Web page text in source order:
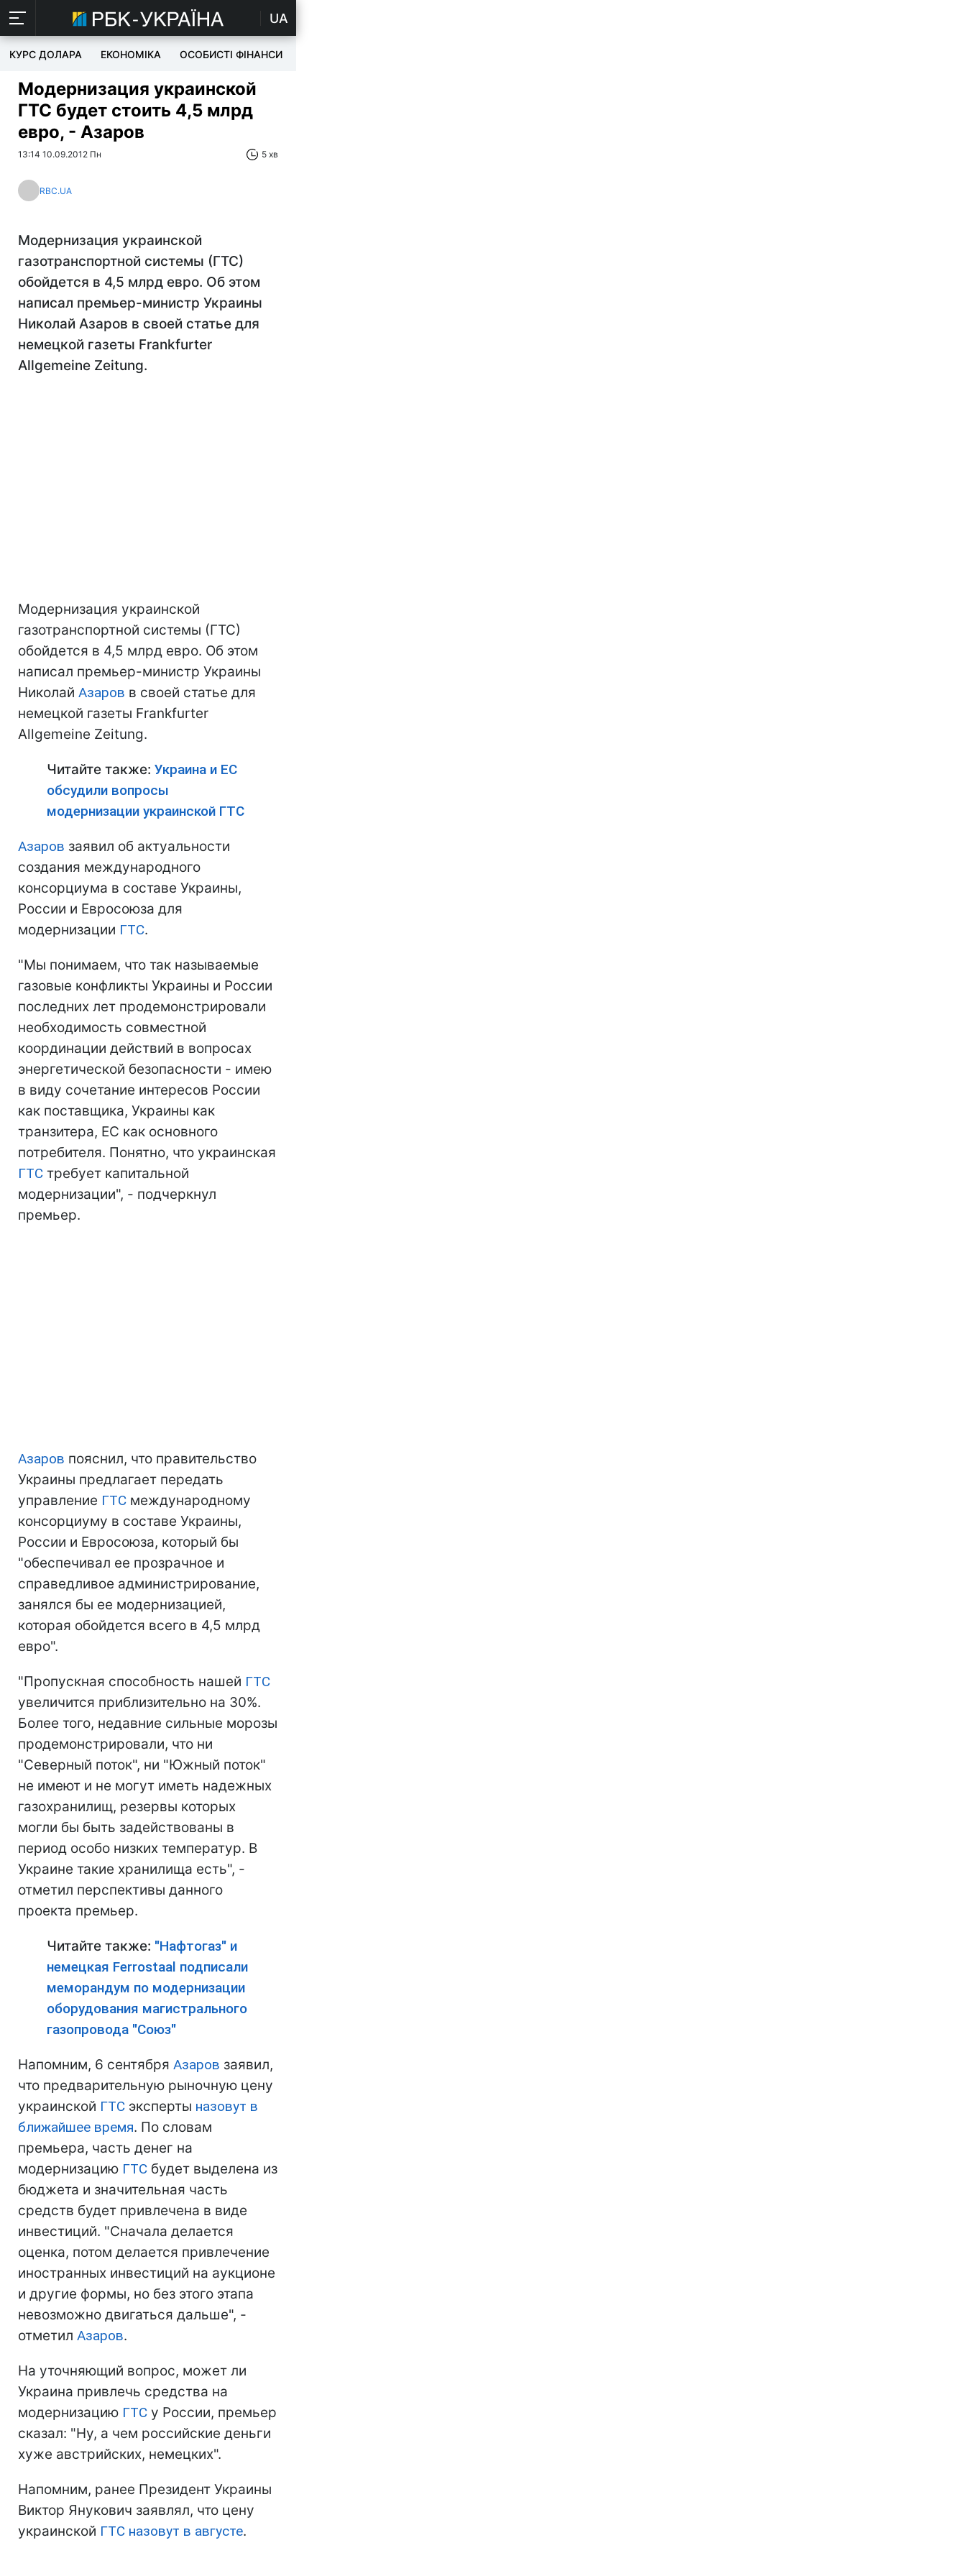
UA
КУРС ДОЛАРА ЕКОНОМІКА ОСОБИСТІ ФІНАНСИ
Модернизация украинской
ГТС будет стоить 4,5 млрд
евро, - Азаров
13:14 10.09.2012 Пн 5 хв
RBC.UA
Модернизация украинской
газотранспортной системы (ГТС)
обойдется в 4,5 млрд евро. Об этом
написал премьер-министр Украины
Николай Азаров в своей статье для
немецкой газеты Frankfurter
Allgemeine Zeitung.
Модернизация украинской
газотранспортной системы (ГТС)
обойдется в 4,5 млрд евро. Об этом
написал премьер-министр Украины
Николай Азаров в своей статье для
немецкой газеты Frankfurter
Allgemeine Zeitung.
Читайте также: Украина и ЕС
обсудили вопросы
модернизации украинской ГТС
Азаров заявил об актуальности
создания международного
консорциума в составе Украины,
России и Евросоюза для
модернизации ГТС.
"Мы понимаем, что так называемые
газовые конфликты Украины и России
последних лет продемонстрировали
необходимость совместной
координации действий в вопросах
энергетической безопасности - имею
в виду сочетание интересов России
как поставщика, Украины как
транзитера, ЕС как основного
потребителя. Понятно, что украинская
ГТС требует капитальной
модернизации", - подчеркнул
премьер.
Азаров пояснил, что правительство
Украины предлагает передать
управление ГТС международному
консорциуму в составе Украины,
России и Евросоюза, который бы
"обеспечивал ее прозрачное и
справедливое администрирование,
занялся бы ее модернизацией,
которая обойдется всего в 4,5 млрд
евро".
"Пропускная способность нашей ГТС
увеличится приблизительно на 30%.
Более того, недавние сильные морозы
продемонстрировали, что ни
"Северный поток", ни "Южный поток"
не имеют и не могут иметь надежных
газохранилищ, резервы которых
могли бы быть задействованы в
период особо низких температур. В
Украине такие хранилища есть", -
отметил перспективы данного
проекта премьер.
Читайте также: "Нафтогаз" и
немецкая Ferrostaаl подписали
меморандум по модернизации
оборудования магистрального
газопровода "Союз"
Напомним, 6 сентября Азаров заявил,
что предварительную рыночную цену
украинской ГТС эксперты назовут в
ближайшее время. По словам
премьера, часть денег на
модернизацию ГТС будет выделена из
бюджета и значительная часть
средств будет привлечена в виде
инвестиций. "Сначала делается
оценка, потом делается привлечение
иностранных инвестиций на аукционе
и другие формы, но без этого этапа
невозможно двигаться дальше", -
отметил Азаров.
На уточняющий вопрос, может ли
Украина привлечь средства на
модернизацию ГТС у России, премьер
сказал: "Ну, а чем российские деньги
хуже австрийских, немецких".
Напомним, ранее Президент Украины
Виктор Янукович заявлял, что цену
украинской ГТС назовут в августе.